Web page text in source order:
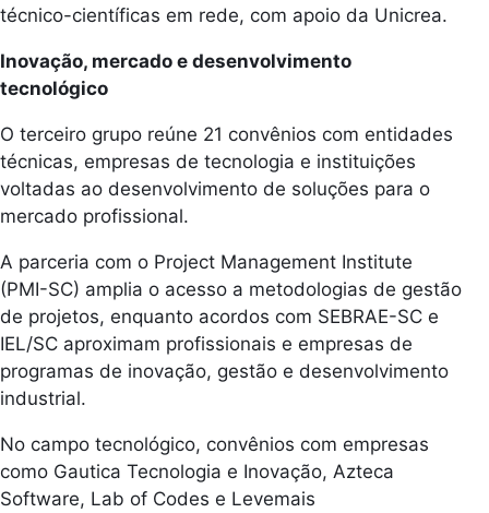
técnico-científicas em rede, com apoio da Unicrea.
Inovação, mercado e desenvolvimento
tecnológico
O terceiro grupo reúne 21 convênios com entidades
técnicas, empresas de tecnologia e instituições
voltadas ao desenvolvimento de soluções para o
mercado profissional.
A parceria com o Project Management Institute
(PMI-SC) amplia o acesso a metodologias de gestão
de projetos, enquanto acordos com SEBRAE-SC e
IEL/SC aproximam profissionais e empresas de
programas de inovação, gestão e desenvolvimento
industrial.
No campo tecnológico, convênios com empresas
como Gautica Tecnologia e Inovação, Azteca
Software, Lab of Codes e Levemais